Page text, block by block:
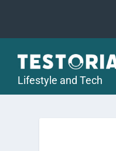
Lifestyle and Tech